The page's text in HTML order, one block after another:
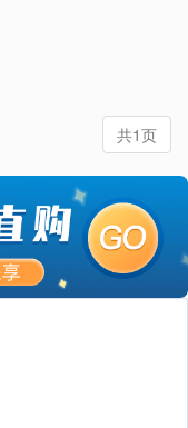
共1页